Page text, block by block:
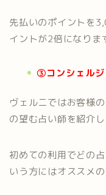
先払いのポイントを
イントが2倍になりま
③コンシェルジ
ヴェルニではお客様
の望む占い師を紹介し
初めての利用でどの
いう方にはオススメの